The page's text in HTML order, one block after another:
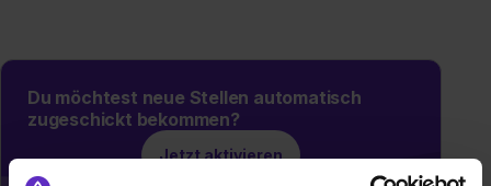
Du möchtest neue Stellen automatisch
zugeschickt bekommen?
Jetzt aktivieren